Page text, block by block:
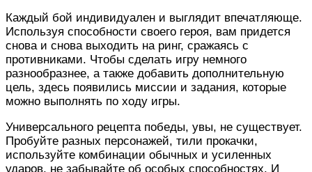
Каждый бой индивидуален и выглядит впечатляюще.
Используя способности своего героя, вам придется
снова и снова выходить на ринг, сражаясь с
противниками. Чтобы сделать игру немного
разнообразнее, а также добавить дополнительную
цель, здесь появились миссии и задания, которые
можно выполнять по ходу игры.
Универсального рецепта победы, увы, не существует.
Пробуйте разных персонажей, тили прокачки,
используйте комбинации обычных и усиленных
ударов, не забывайте об особых способностях. И